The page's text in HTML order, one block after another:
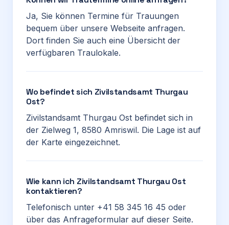
Ja, Sie können Termine für Trauungen
bequem über unsere Webseite anfragen.
Dort finden Sie auch eine Übersicht der
verfügbaren Traulokale.
Wo befindet sich Zivilstandsamt Thurgau
Ost?
Zivilstandsamt Thurgau Ost befindet sich in
der Zielweg 1, 8580 Amriswil. Die Lage ist auf
der Karte eingezeichnet.
Wie kann ich Zivilstandsamt Thurgau Ost
kontaktieren?
Telefonisch unter +41 58 345 16 45 oder
über das Anfrageformular auf dieser Seite.